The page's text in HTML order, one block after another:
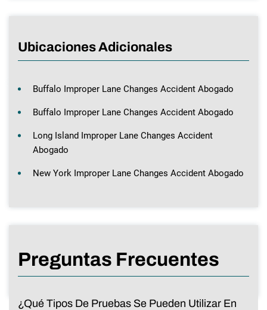
Ubicaciones Adicionales
Buffalo Improper Lane Changes Accident Abogado
Buffalo Improper Lane Changes Accident Abogado
Long Island Improper Lane Changes Accident
Abogado
New York Improper Lane Changes Accident Abogado
Preguntas Frecuentes
¿Qué Tipos De Pruebas Se Pueden Utilizar En